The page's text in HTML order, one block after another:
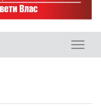
Toggle